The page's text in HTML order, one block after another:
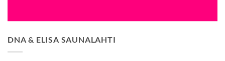
DNA & ELISA SAUNALAHTI